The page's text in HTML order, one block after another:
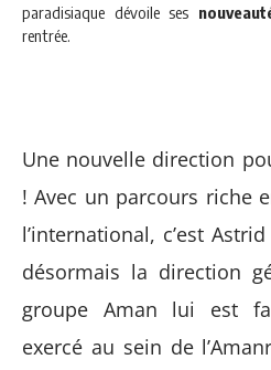
paradisiaque dévoile ses
rentrée.
Une nouvelle direction
! Avec un parcours riche
l’international, c’est
désormais la direction
groupe Aman lui est
exercé au sein de